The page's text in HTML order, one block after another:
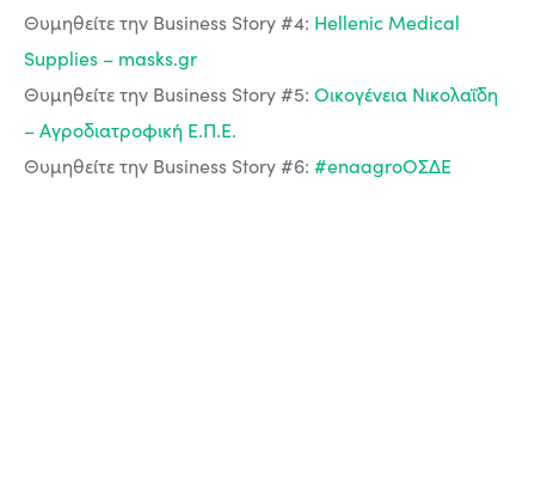
Θυμηθείτε την Business Story #4: Hellenic Medical
Supplies – masks.gr
Θυμηθείτε την Business Story #5: Οικογένεια Νικολαΐδη
– Αγροδιατροφική Ε.Π.Ε.
Θυμηθείτε την Business Story #6: #enaagroΟΣΔΕ